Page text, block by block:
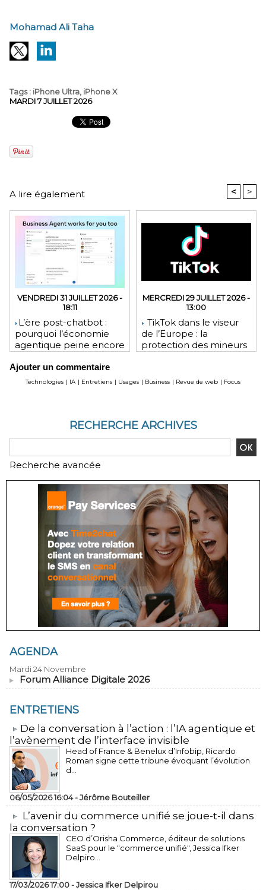
Mohamad Ali Taha
Tags: iPhone Ultra, iPhone X
MARDI 7 JUILLET 2026
A lire également < >
VENDREDI 31 JUILLET 2026 -
18:11
​L’ère post-chatbot :
pourquoi l’économie
agentique peine encore
financières
MERCREDI 29 JUILLET 2026 -
13:00
TikTok dans le viseur
de l’Europe : la
protection des mineurs
Ajouter un commentaire
Technologies | IA | Entretiens | Usages | Business | Revue de web | Focus
RECHERCHE ARCHIVES
Recherche avancée
AGENDA
Mardi 24 Novembre
Forum Alliance Digitale 2026
ENTRETIENS
​De la conversation à l’action : l’IA agentique et
l’avènement de l’interface invisible
Head of France & Benelux d’Infobip, Ricardo
Roman signe cette tribune évoquant l’évolution
d...
06/05/2026 16:04 -Jérôme Bouteiller
L’avenir du commerce unifié se joue-t-il dans
la conversation ?
CEO d’Orisha Commerce, éditeur de solutions
SaaS pour le "commerce unifié", Jessica Ifker
Delpiro...
17/03/2026 17:00 -Jessica Ifker Delpirou